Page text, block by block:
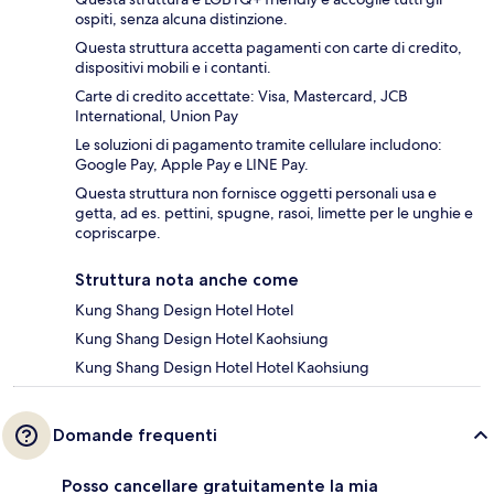
ospiti, senza alcuna distinzione.
Questa struttura accetta pagamenti con carte di credito,
dispositivi mobili e i contanti.
Carte di credito accettate: Visa, Mastercard, JCB
International, Union Pay
Le soluzioni di pagamento tramite cellulare includono:
Google Pay, Apple Pay e LINE Pay.
Questa struttura non fornisce oggetti personali usa e
getta, ad es. pettini, spugne, rasoi, limette per le unghie e
copriscarpe.
Struttura nota anche come
Kung Shang Design Hotel Hotel
Kung Shang Design Hotel Kaohsiung
Kung Shang Design Hotel Hotel Kaohsiung
Domande frequenti
Posso cancellare gratuitamente la mia